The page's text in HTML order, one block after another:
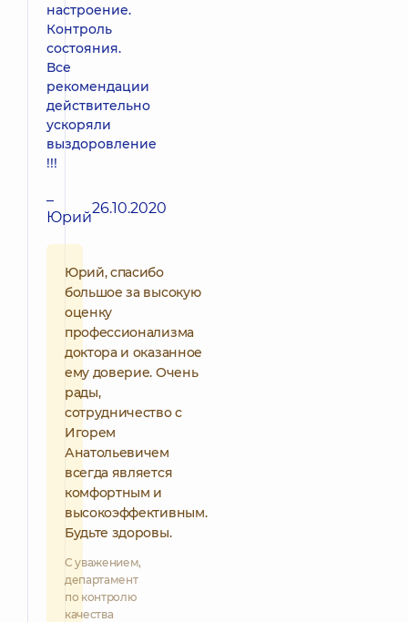
настроение.
Контроль
состояния.
Все
рекомендации
действительно
ускоряли
выздоровление
!!!
–
Юрий26.10.2020
Юрий, спасибо
большое за высокую
оценку
профессионализма
доктора и оказанное
ему доверие. Очень
рады,
сотрудничество с
Игорем
Анатольевичем
всегда является
комфортным и
высокоэффективным.
Будьте здоровы.
С уважением,
департамент
по контролю
качества